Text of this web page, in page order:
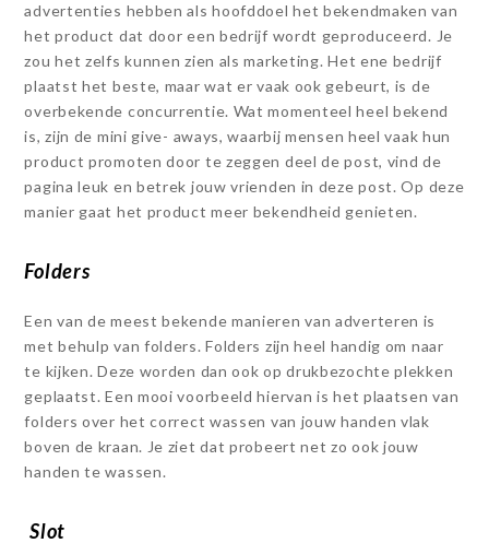
advertenties hebben als hoofddoel het bekendmaken van
het product dat door een bedrijf wordt geproduceerd. Je
zou het zelfs kunnen zien als marketing. Het ene bedrijf
plaatst het beste, maar wat er vaak ook gebeurt, is de
overbekende concurrentie. Wat momenteel heel bekend
is, zijn de mini give- aways, waarbij mensen heel vaak hun
product promoten door te zeggen deel de post, vind de
pagina leuk en betrek jouw vrienden in deze post. Op deze
manier gaat het product meer bekendheid genieten.
Folders
Een van de meest bekende manieren van adverteren is
met behulp van folders. Folders zijn heel handig om naar
te kijken. Deze worden dan ook op drukbezochte plekken
geplaatst. Een mooi voorbeeld hiervan is het plaatsen van
folders over het correct wassen van jouw handen vlak
boven de kraan. Je ziet dat probeert net zo ook jouw
handen te wassen.
Slot